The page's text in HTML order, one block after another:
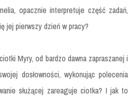
opacznie interpretuje część zadań,
jej pierwszy dzień w pracy?
Myry, od bardzo dawna zapraszanej i
dosłowności, wykonując polecenia
służącej zareaguje ciotka? I jak to